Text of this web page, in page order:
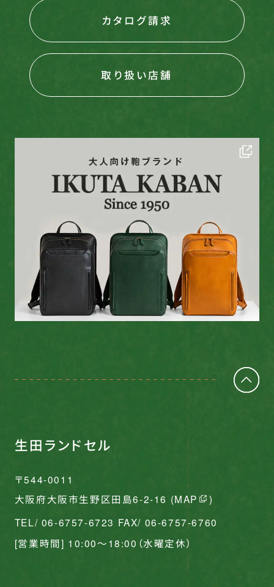
カタログ請求
取り扱い店舗
生田ランドセル
〒544-0011
大阪府大阪市生野区田島6-2-16 (MAP
)
TEL/ 06-6757-6723 FAX/ 06-6757-6760
[営業時間] 10:00〜18:00（水曜定休）